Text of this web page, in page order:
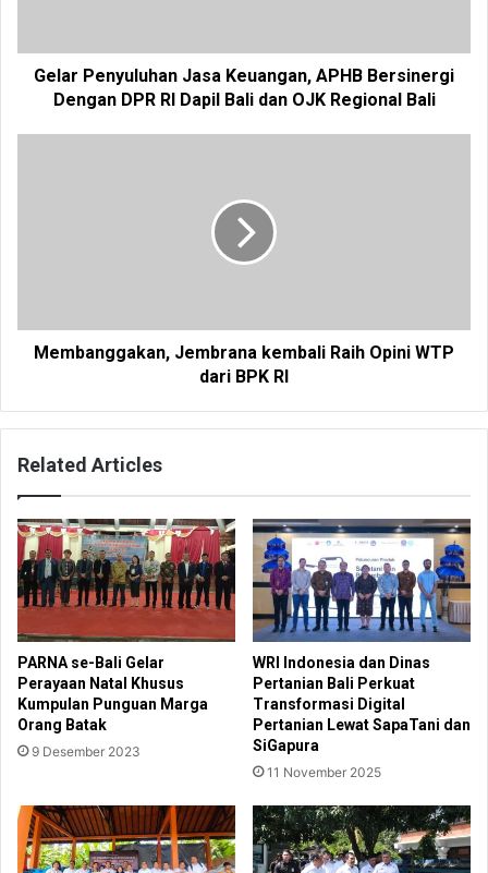
Gelar Penyuluhan Jasa Keuangan, APHB Bersinergi
Dengan DPR RI Dapil Bali dan OJK Regional Bali
Membanggakan, Jembrana kembali Raih Opini WTP
dari BPK RI
Related Articles
PARNA se-Bali Gelar
Perayaan Natal Khusus
Kumpulan Punguan Marga
Orang Batak
9 Desember 2023
WRI Indonesia dan Dinas
Pertanian Bali Perkuat
Transformasi Digital
Pertanian Lewat SapaTani dan
SiGapura
11 November 2025